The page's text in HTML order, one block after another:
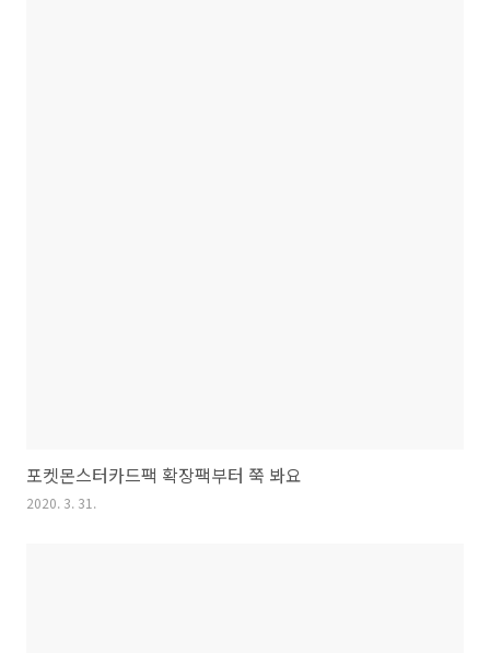
포켓몬스터카드팩 확장팩부터 쭉 봐요
2020. 3. 31.